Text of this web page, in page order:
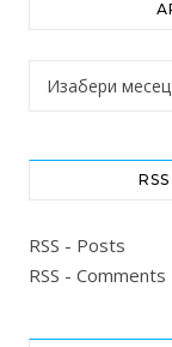
Архиве
RSS - Posts
RSS - Comments